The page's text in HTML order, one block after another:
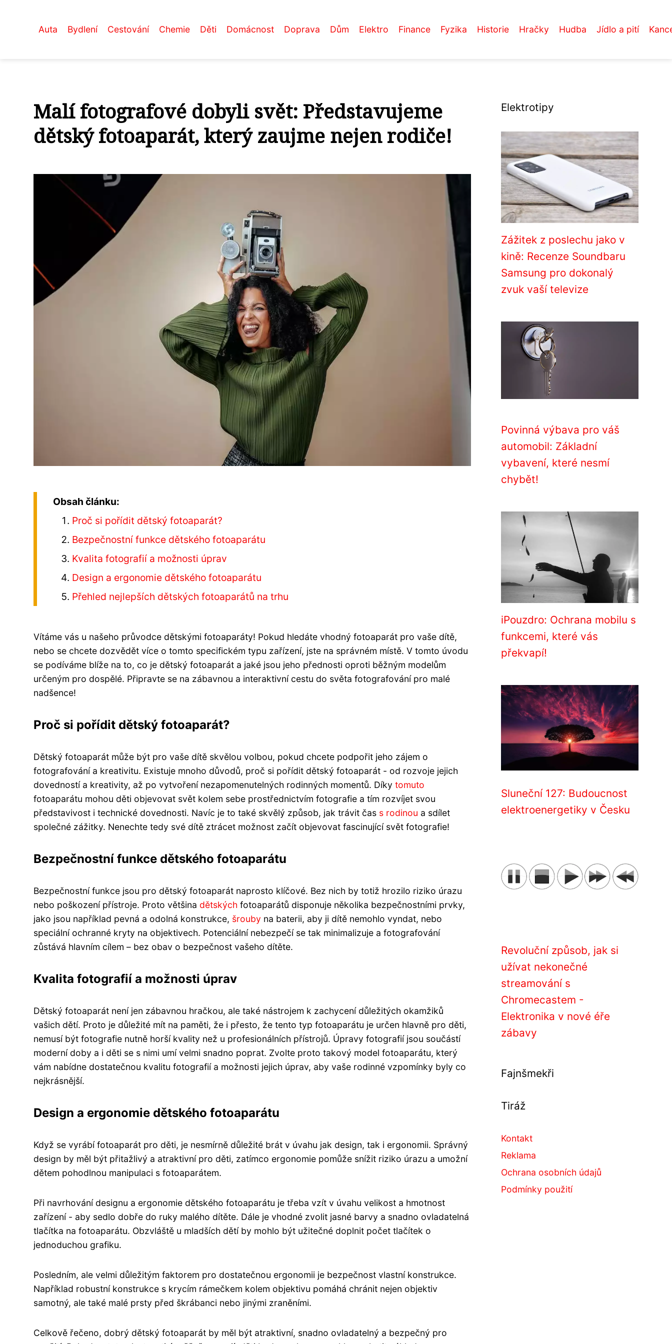
Auta Bydlení Cestování Chemie Děti Domácnost Doprava Dům Elektro Finance Fyzika Historie Hračky Hudba Jídlo a pití
Malí fotografové dobyli svět: Představujeme
dětský fotoaparát, který zaujme nejen rodiče!
Obsah článku:
Proč si pořídit dětský fotoaparát?
Bezpečnostní funkce dětského fotoaparátu
Kvalita fotografií a možnosti úprav
Design a ergonomie dětského fotoaparátu
Přehled nejlepších dětských fotoaparátů na trhu
Vítáme vás u našeho průvodce dětskými fotoaparáty! Pokud hledáte vhodný fotoaparát pro vaše dítě,
nebo se chcete dozvědět více o tomto specifickém typu zařízení, jste na správném místě. V tomto úvodu
se podíváme blíže na to, co je dětský fotoaparát a jaké jsou jeho přednosti oproti běžným modelům
určeným pro dospělé. Připravte se na zábavnou a interaktivní cestu do světa fotografování pro malé
nadšence!
Proč si pořídit dětský fotoaparát?
Dětský fotoaparát může být pro vaše dítě skvělou volbou, pokud chcete podpořit jeho zájem o
fotografování a kreativitu. Existuje mnoho důvodů, proč si pořídit dětský fotoaparát - od rozvoje jejich
dovedností a kreativity, až po vytvoření nezapomenutelných rodinných momentů. Díky tomuto
fotoaparátu mohou děti objevovat svět kolem sebe prostřednictvím fotografie a tím rozvíjet svou
představivost i technické dovednosti. Navíc je to také skvělý způsob, jak trávit čas s rodinou a sdílet
společné zážitky. Nenechte tedy své dítě ztrácet možnost začít objevovat fascinující svět fotografie!
Bezpečnostní funkce dětského fotoaparátu
Bezpečnostní funkce jsou pro dětský fotoaparát naprosto klíčové. Bez nich by totiž hrozilo riziko úrazu
nebo poškození přístroje. Proto většina dětských fotoaparátů disponuje několika bezpečnostními prvky,
jako jsou například pevná a odolná konstrukce, šrouby na baterii, aby ji dítě nemohlo vyndat, nebo
speciální ochranné kryty na objektivech. Potenciální nebezpečí se tak minimalizuje a fotografování
zůstává hlavním cílem – bez obav o bezpečnost vašeho dítěte.
Kvalita fotografií a možnosti úprav
Dětský fotoaparát není jen zábavnou hračkou, ale také nástrojem k zachycení důležitých okamžiků
vašich dětí. Proto je důležité mít na paměti, že i přesto, že tento typ fotoaparátu je určen hlavně pro děti,
nemusí být fotografie nutně horší kvality než u profesionálních přístrojů. Úpravy fotografií jsou součástí
moderní doby a i děti se s nimi umí velmi snadno poprat. Zvolte proto takový model fotoaparátu, který
vám nabídne dostatečnou kvalitu fotografií a možnosti jejich úprav, aby vaše rodinné vzpomínky byly co
nejkrásnější.
Design a ergonomie dětského fotoaparátu
Když se vyrábí fotoaparát pro děti, je nesmírně důležité brát v úvahu jak design, tak i ergonomii. Správný
design by měl být přitažlivý a atraktivní pro děti, zatímco ergonomie pomůže snížit riziko úrazu a umožní
dětem pohodlnou manipulaci s fotoaparátem.
Při navrhování designu a ergonomie dětského fotoaparátu je třeba vzít v úvahu velikost a hmotnost
zařízení - aby sedlo dobře do ruky malého dítěte. Dále je vhodné zvolit jasné barvy a snadno ovladatelná
tlačítka na fotoaparátu. Obzvláště u mladších dětí by mohlo být užitečné doplnit počet tlačítek o
jednoduchou grafiku.
Posledním, ale velmi důležitým faktorem pro dostatečnou ergonomii je bezpečnost vlastní konstrukce.
Například robustní konstrukce s krycím rámečkem kolem objektivu pomáhá chránit nejen objektiv
samotný, ale také malé prsty před škrábanci nebo jinými zraněními.
Celkově řečeno, dobrý dětský fotoaparát by měl být atraktivní, snadno ovladatelný a bezpečný pro
Elektrotipy
Zážitek z poslechu jako v
kině: Recenze Soundbaru
Samsung pro dokonalý
zvuk vaší televize
Povinná výbava pro váš
automobil: Základní
vybavení, které nesmí
chybět!
iPouzdro: Ochrana mobilu s
funkcemi, které vás
překvapí!
Sluneční 127: Budoucnost
elektroenergetiky v Česku
Revoluční způsob, jak si
užívat nekonečné
streamování s
Chromecastem -
Elektronika v nové éře
zábavy
Fajnšmekři
Tiráž
Kontakt
Reklama
Ochrana osobních údajů
Podmínky použití